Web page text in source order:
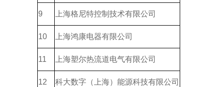
9 上海格尼特控制技术有限公司
10 上海鸿康电器有限公司
11 上海塑尔热流道电气有限公司
12 科大数字（上海）能源科技有限公司